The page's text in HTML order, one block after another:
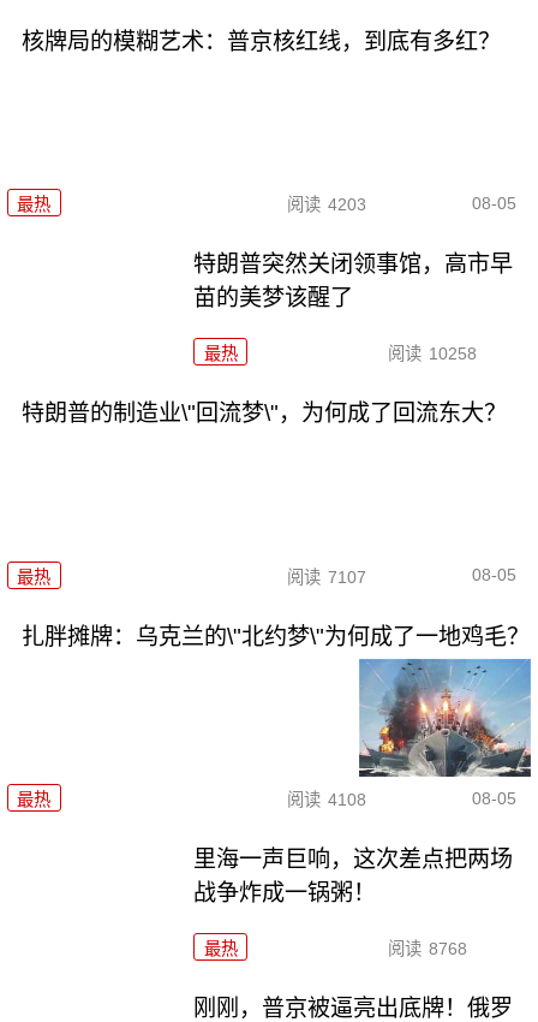
核牌局的模糊艺术：普京核红线，到底有多红？
最热 阅读 4203 08-05
特朗普突然关闭领事馆，高市早
苗的美梦该醒了
最热 阅读 10258
特朗普的制造业\"回流梦\"，为何成了回流东大？
最热 阅读 7107 08-05
扎胖摊牌：乌克兰的\"北约梦\"为何成了一地鸡毛？
最热 阅读 4108 08-05
里海一声巨响，这次差点把两场
战争炸成一锅粥！
最热 阅读 8768
刚刚，普京被逼亮出底牌！俄罗